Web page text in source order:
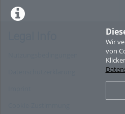
Wir
von